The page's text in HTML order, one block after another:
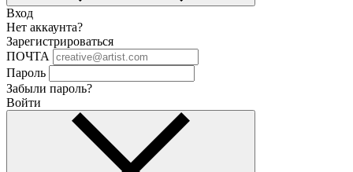
Вход
Нет аккаунта?
Зарегистрироваться
ПОЧТА
Пароль
Забыли пароль?
Войти